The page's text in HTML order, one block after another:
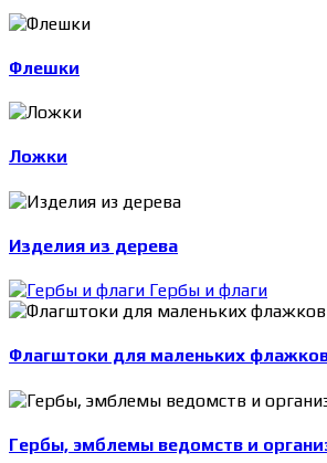
Флешки
Ложки
Изделия из дерева
Гербы и флаги
Флагштоки для маленьких
Гербы, эмблемы ведомств и